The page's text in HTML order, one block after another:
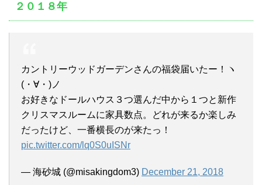
２０１８年
カントリーウッドガーデンさんの福袋届いたー！ヽ
(・∀・)ノ
お好きなドールハウス３つ選んだ中から１つと新作
クリスマスルームに家具数点。どれが来るか楽しみ
だったけど、一番横長のが来たっ！
pic.twitter.com/lq0S0uISNr
— 海砂城 (@misakingdom3) December 21, 2018